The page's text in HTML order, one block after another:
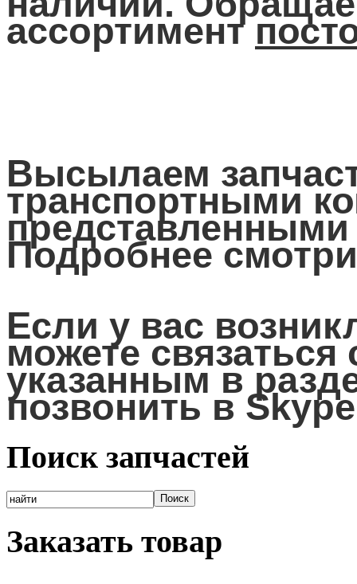
ассортимент
Высылаем
транспортными
Подробнее
Если у вас
можете
указанным в
позвонить в
Поиск запчастей
Заказать товар